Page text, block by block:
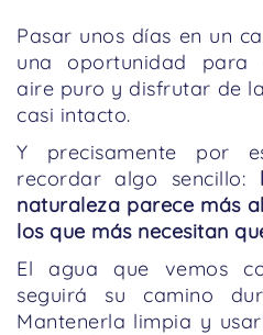
Pasar unos días en un
una oportunidad para
aire puro y disfrutar de
casi intacto.
Y precisamente por
recordar algo sencillo:
naturaleza parece más
los que más necesitan
El agua que vemos
seguirá su camino
Mantenerla limpia y